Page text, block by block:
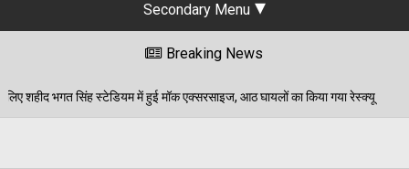
Secondary Menu
Breaking News
एक्सरसाइज, आठ घायलों का किया गया रेस्क्यू 06/08/2026